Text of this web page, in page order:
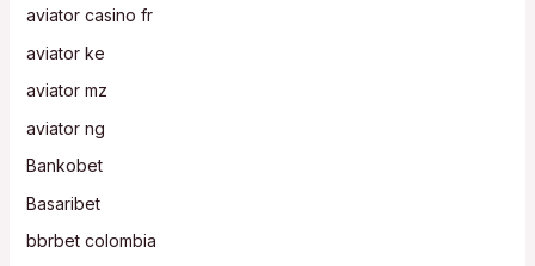
aviator casino fr
aviator ke
aviator mz
aviator ng
Bankobet
Basaribet
bbrbet colombia